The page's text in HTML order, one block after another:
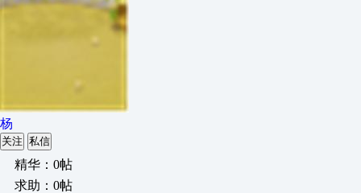
杨
关注 私信
精华：0帖
求助：0帖